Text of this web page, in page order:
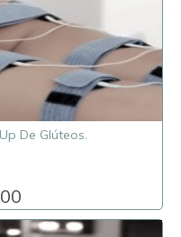
De Glúteos.